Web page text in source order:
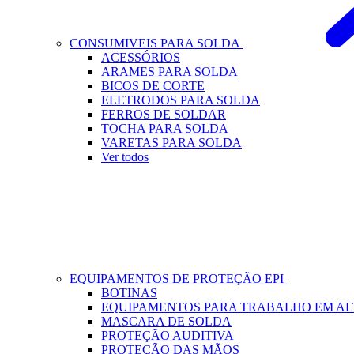
CONSUMIVEIS PARA SOLDA
ACESSÓRIOS
ARAMES PARA SOLDA
BICOS DE CORTE
ELETRODOS PARA SOLDA
FERROS DE SOLDAR
TOCHA PARA SOLDA
VARETAS PARA SOLDA
Ver todos
EQUIPAMENTOS DE PROTEÇÃO EPI
BOTINAS
EQUIPAMENTOS PARA TRABALHO EM
MASCARA DE SOLDA
PROTEÇÃO AUDITIVA
PROTEÇÃO DAS MÃOS